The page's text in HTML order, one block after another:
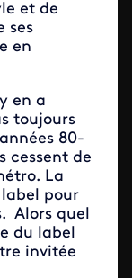
et de
ses
en
en a
toujours
80-
cessent de
La
label pour
Alors quel
du label
invitée